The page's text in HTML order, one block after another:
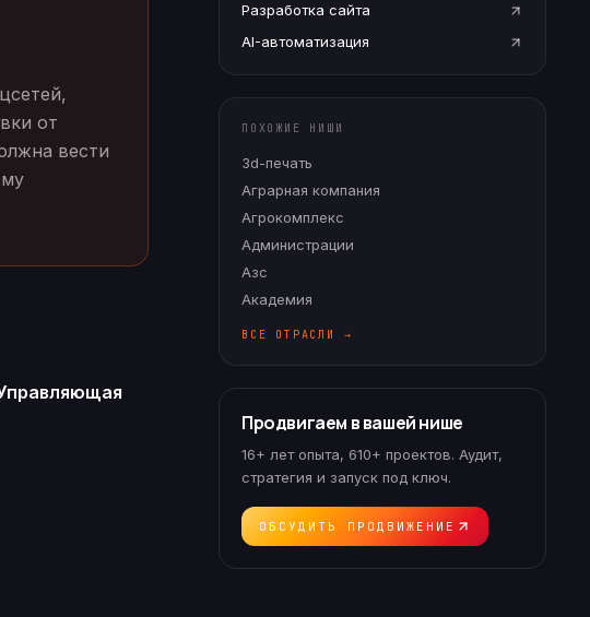
от
вести
Разработка сайта
AI-автоматизация
ПОХОЖИЕ НИШИ
3d-печать
Аграрная компания
Агрокомплекс
Администрации
Азс
Академия
ВСЕ ОТРАСЛИ →
Продвигаем в вашей нише
16+ лет опыта, 610+ проектов. Аудит,
стратегия и запуск под ключ.
ОБСУДИТЬ ПРОДВИЖЕНИЕ